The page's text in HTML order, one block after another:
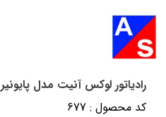
رادیاتور لوکس آنیت مدل پایونیر
کد محصول : 677